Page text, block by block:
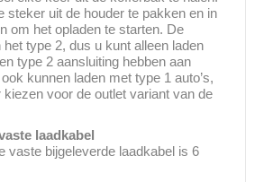
steker uit de houder te pakken en in
om het opladen te starten. De
type 2, dus u kunt alleen laden
type 2 aansluiting hebben aan
kunnen laden met type 1 auto’s,
kiezen voor de outlet variant van de
laadkabel
vaste bijgeleverde laadkabel is 6